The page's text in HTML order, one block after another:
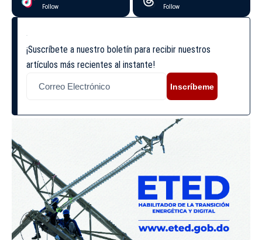
Follow Follow
¡Suscríbete a nuestro boletín para recibir nuestros
artículos más recientes al instante!
Inscríbeme